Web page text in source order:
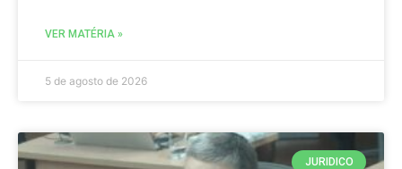
VER MATÉRIA »
5 de agosto de 2026
JURIDICO